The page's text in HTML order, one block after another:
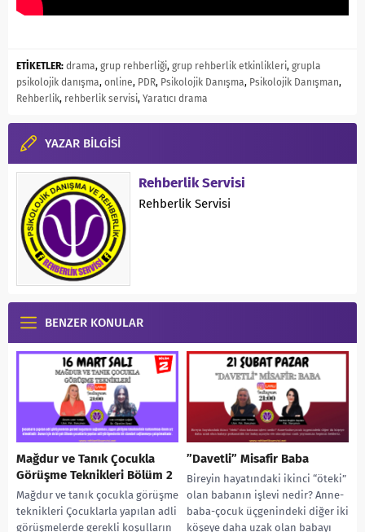
ETİKETLER: drama, grup rehberliği, grup rehberlik etkinlikleri, grupla
psikolojik danışma, online, PDR, Psikolojik Danışma, Psikolojik Danışman,
Rehberlik, rehberlik servisi, Yaratıcı drama
YAZAR BİLGİSİ
Rehberlik Servisi
Rehberlik Servisi
BENZER KONULAR
Mağdur ve Tanık Çocukla
Görüşme Teknikleri Bölüm 2
Mağdur ve tanık çocukla görüşme
teknikleri Çocuklarla yapılan adli
görüşmelerde gerekli koşulların
”Davetli” Misafir Baba
Bireyin hayatındaki ikinci “öteki”
olan babanın işlevi nedir? Anne-
baba-çocuk üçgenindeki diğer iki
köşeye daha uzak olan babayı